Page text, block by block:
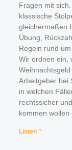
Fragen mit
klassische
gleichermaßen
Übung,
Regeln rund
Wir ordnen ein,
Arbeitgeber bei
in welchen
rechtssicher
kommen wollen
Listen "